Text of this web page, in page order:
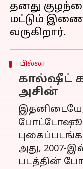
தனது
மட்டும்
பில்லா
கால்ஷீட்
அசின்
இதனிடையே,
அது, 2007-
படத்தின்